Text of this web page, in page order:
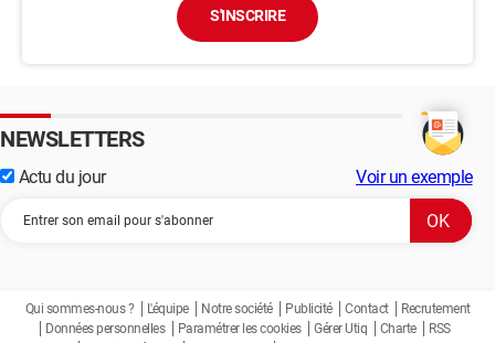
S'INSCRIRE
NEWSLETTERS
Actu du jour Voir un exemple
Qui sommes-nous ? L'équipe Notre société Publicité Contact
Recrutement
Données personnelles
Paramétrer les cookies Gérer Utiq Charte
RSS